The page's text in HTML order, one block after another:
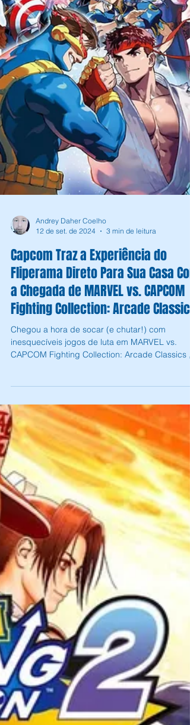
Andrey Daher Coelho
12 de set. de 2024
3 min de leitura
Capcom Traz a Experiência do
a Chegada de MARVEL vs. CAPCOM
Fighting Collection: Arcade Classics!
Chegou a hora de socar (e chutar!) com
inesquecíveis jogos de luta em MARVEL vs.
CAPCOM Fighting Collection: Arcade Classics ,
disponível...